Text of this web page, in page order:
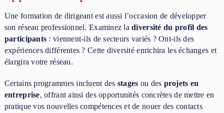
Une formation de dirigeant est aussi l’occasion de développer
son réseau professionnel. Examinez ladiversité du profil des
participants : viennent-ils de secteurs variés ? Ont-ils des
expériences différentes ? Cette diversité enrichira les échanges et
élargira votre réseau.
Certains programmes incluent des stages ou des projets en
entreprise, offrant ainsi des opportunités concrètes de mettre en
pratique vos nouvelles compétences et de nouer des contacts